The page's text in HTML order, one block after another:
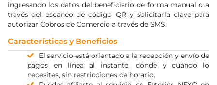
ingresando los datos del beneficiario de forma manual o a
través del escaneo de código QR y solicitarla clave para
autorizar Cobros de Comercio a través de SMS.
Características y Beneficios
El servicio está orientado a la recepción y envío de
pagos en línea al instante, dónde y cuándo lo
necesites, sin restricciones de horario.